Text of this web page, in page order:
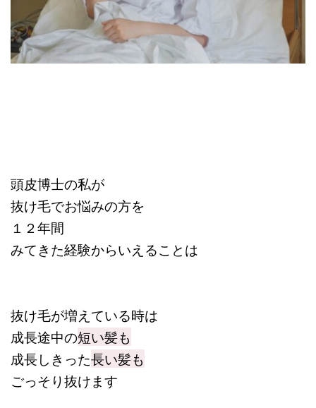
頭皮博士の私が
抜け毛でお悩みの方を
１２年間
みてきた経験からいえることは
抜け毛が増えている時は
成長途中の短い髪も
成長しきった長い髪も
ごっそり抜けます